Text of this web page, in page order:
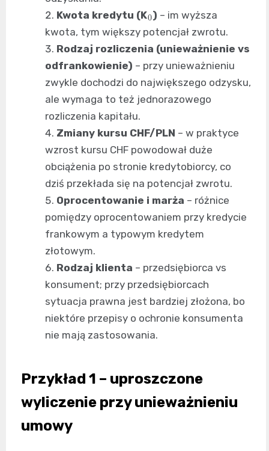
Kwota kredytu (K 0) – im wyższa
kwota, tym większy potencjał zwrotu.
Rodzaj rozliczenia (unieważnienie vs
odfrankowienie) – przy unieważnieniu
zwykle dochodzi do największego odzysku,
ale wymaga to też jednorazowego
rozliczenia kapitału.
Zmiany kursu CHF/PLN – w praktyce
wzrost kursu CHF powodował duże
obciążenia po stronie kredytobiorcy, co
dziś przekłada się na potencjał zwrotu.
Oprocentowanie i marża – różnice
pomiędzy oprocentowaniem przy kredycie
frankowym a typowym kredytem
złotowym.
Rodzaj klienta – przedsiębiorca vs
konsument; przy przedsiębiorcach
sytuacja prawna jest bardziej złożona, bo
niektóre przepisy o ochronie konsumenta
nie mają zastosowania.
Przykład 1 – uproszczone
wyliczenie przy unieważnieniu
umowy